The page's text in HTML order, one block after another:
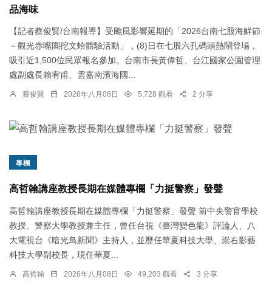
品海味
【記者蔡俊賢/台南報導】受颱風影響延期的「2026台南七股海鮮節
－觀光赤嘴園挖文蛤體驗活動」，(8)日在七股六孔碼頭熱鬧登場，
吸引近1,500位民眾報名參加。台南市長黃偉哲、台江國家公園管理
處副處長賴宥甫、雲嘉南濱海國...
蔡俊賢 2026年八月08日 5,728 觀看 2 分享
專欄
高哲翰講座教授長期在媒體專欄「力挺警察」發聲
高哲翰講座教授長期在媒體專欄「力挺警察」發聲 前中央警官學校
教授、警察大學教授兼主任，曾任台視《臺灣變色龍》評論人、八
大電視台《暗光鳥新聞》主持人，並歷任華夏科技大學、崇右影藝
科技大學副校長，現任華夏...
高哲翰 2026年八月08日 49,203 觀看 3 分享